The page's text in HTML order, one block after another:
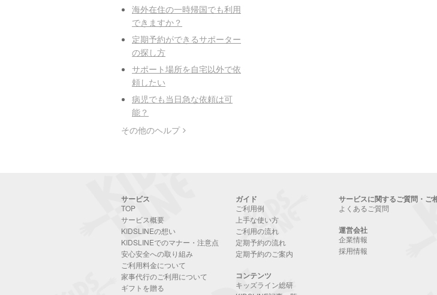
海外在住の一時帰国でも利用
できますか？
定期予約ができるサポーター
の探し方
サポート場所を自宅以外で依
頼したい
病児でも当日急な依頼は可
能？
その他のヘルプ
サービス
TOP
サービス概要
KIDSLINEの想い
KIDSLINEでのマナー・注意点
安心安全への取り組み
ご利用料金について
家事代行のご利用について
ギフトを贈る
ガイド
ご利用例
上手な使い方
ご利用の流れ
定期予約の流れ
定期予約のご案内
コンテンツ
キッズライン総研
サービスに関するご質問・ご
よくあるご質問
運営会社
企業情報
採用情報